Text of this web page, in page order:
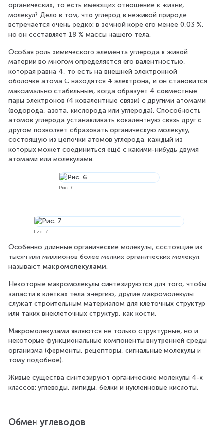
органических, то есть имеющих отношение к жизни,
молекул? Дело в том, что углерод в неживой природе
встречается очень редко: в земной коре его менее 0,03 %,
но он составляет 18 % массы нашего тела.
Особая роль химического элемента углерода в живой
материи во многом определяется его валентностью,
которая равна 4, то есть на внешней электронной
оболочке атома C находятся 4 электрона, и он становится
максимально стабильным, когда образует 4 совместные
пары электронов (4 ковалентные связи) с другими атомами
(водорода, азота, кислорода или углерода). Способность
атомов углерода устанавливать ковалентную связь друг с
другом позволяет образовать органическую молекулу,
состоящую из цепочки атомов углерода, каждый из
которых может соединиться ещё с какими-нибудь двумя
атомами или молекулами.
Рис. 6
Рис. 7
Особенно длинные органические молекулы, состоящие из
тысяч или миллионов более мелких органических молекул,
называют макромолекулами.
Некоторые макромолекулы синтезируются для того, чтобы
запасти в клетках тела энергию, другие макромолекулы
служат строительным материалом для клеточных структур
или таких внеклеточных структур, как кости.
Макромолекулами являются не только структурные, но и
некоторые функциональные компоненты внутренней среды
организма (ферменты, рецепторы, сигнальные молекулы и
тому подобное).
Живые существа синтезируют органические молекулы 4-х
классов: углеводы, липиды, белки и нуклеиновые кислоты.
Обмен углеводов